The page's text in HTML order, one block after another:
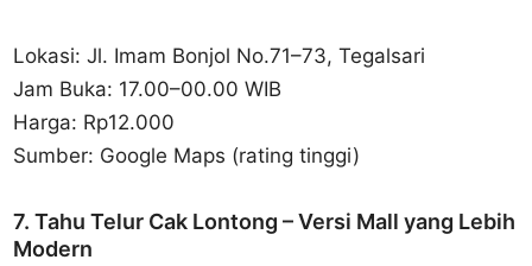
Lokasi: Jl. Imam Bonjol No.71–73, Tegalsari
Jam Buka: 17.00–00.00 WIB
Harga: Rp12.000
Sumber: Google Maps (rating tinggi)
7. Tahu Telur Cak Lontong – Versi Mall yang Lebih
Modern